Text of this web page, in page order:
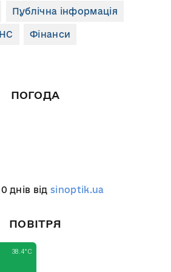
Публічна інформація
Фінанси
ПОГОДА
днів відsinoptik.ua
ПОВІТРЯ